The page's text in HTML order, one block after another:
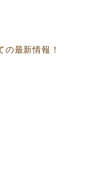
の最新情報！